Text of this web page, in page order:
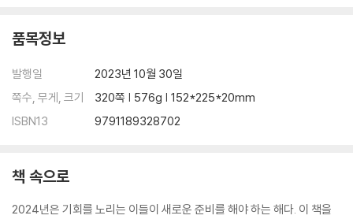
Part 4. 8개 대장 단지 상세 리포트
왜 ‘대장 단지’를 봐야 하는가?｜①서초구 반포자이｜②강남구 도곡렉슬
｜③송파구 ‘엘리트’｜④성동구 왕십리 뉴타운｜⑤중구 남산타운｜⑥
품목정보
발행일
2023년 10월 30일
쪽수, 무게, 크기
320쪽 | 576g | 152*225*20mm
ISBN13
9791189328702
책 속으로
2024년은 기회를 노리는 이들이 새로운 준비를 해야 하는 해다. 이 책을